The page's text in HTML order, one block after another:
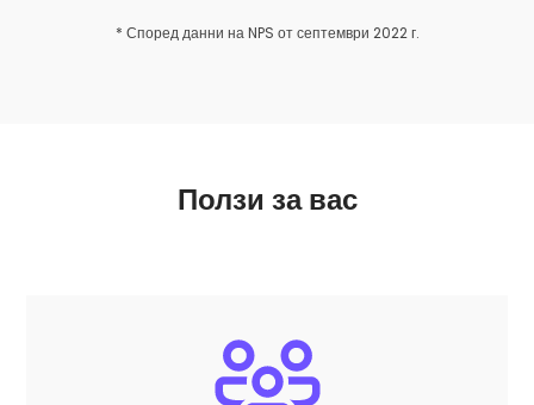
* Според данни на NPS от септември 2022 г.
Ползи за вас